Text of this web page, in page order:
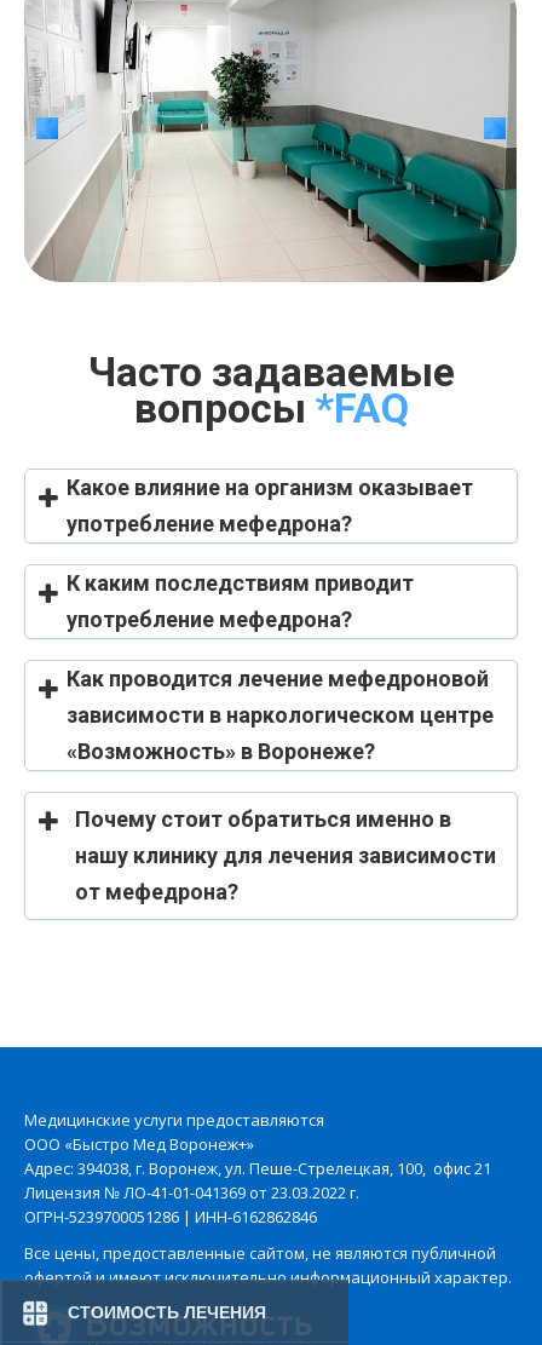
СТОИМОСТЬ ЛЕЧЕНИЯ
Часто задаваемые
вопросы *FAQ
Какое влияние на организм оказывает
употребление мефедрона?
К каким последствиям приводит
употребление мефедрона?
Как проводится лечение мефедроновой
зависимости в наркологическом центре
«Возможность» в Воронеже?
Почему стоит обратиться именно в
нашу клинику для лечения зависимости
от мефедрона?
Нарколог на дом анонимно
Медицинские услуги предоставляются
ООО «Быстро Мед Воронеж+»
Адрес: 394038, г. Воронеж, ул. Пеше-Стрелецкая, 100, офис 21
Лицензия № ЛО-41-01-041369 от 23.03.2022 г.
ОГРН-5239700051286 | ИНН-6162862846
Все цены, предоставленные сайтом, не являются публичной
офертой и имеют исключительно информационный характер.